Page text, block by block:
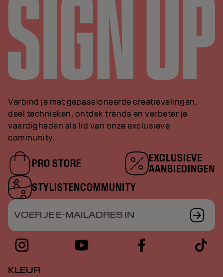
Verbind je met gepassioneerde creatievelingen,
deel technieken, ontdek trends en verbeter je
vaardigheden als lid van onze exclusieve
community.
PRO STORE
EXCLUSIEVE
AANBIEDINGEN
STYLISTENCOMMUNITY
VOER JE E-MAILADRES IN
KLEUR